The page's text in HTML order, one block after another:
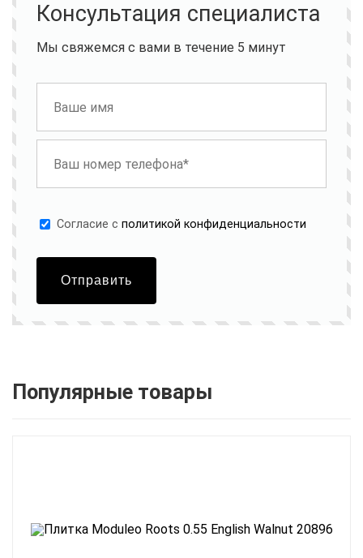
Консультация специалиста
Мы свяжемся с вами в течение 5 минут
Cогласие сполитикой конфиденциальности
Отправить
Популярные товары